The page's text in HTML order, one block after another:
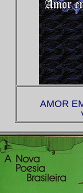
AMOR